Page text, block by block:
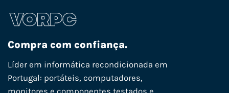
Compra com confiança.
Líder em informática recondicionada em
Portugal: portáteis, computadores,